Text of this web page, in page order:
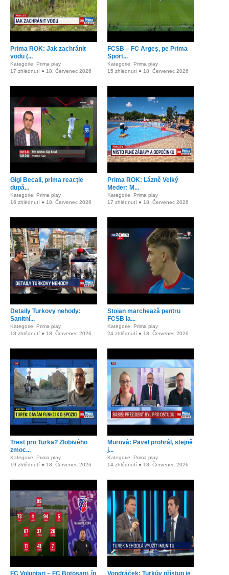
Prima ROK: Jak zachránit
vodu (...
Kategorie: Prima play
17 zhlédnutí ● 18. Červenec 2026
FCSB – FC Argeş, pe Prima
Sport...
Kategorie: Prima play
15 zhlédnutí ● 18. Červenec 2026
Gigi Becali, prima reacție
după...
Kategorie: Prima play
16 zhlédnutí ● 18. Červenec 2026
Prima ROK: Lázně Velký
Meder: M...
Kategorie: Prima play
17 zhlédnutí ● 18. Červenec 2026
Detaily Turkovy nehody:
Sanitní...
Kategorie: Prima play
18 zhlédnutí ● 18. Červenec 2026
Stoian marchează pentru
FCSB la...
Kategorie: Prima play
24 zhlédnutí ● 18. Červenec 2026
Trest pro Turka? Zlobivého
zmoc...
Kategorie: Prima play
19 zhlédnutí ● 18. Červenec 2026
Murová: Pavel prohrál, stejně
j...
Kategorie: Prima play
14 zhlédnutí ● 18. Červenec 2026